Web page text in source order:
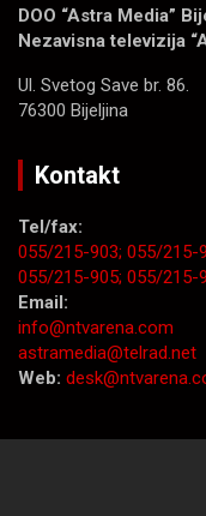
DOO “Astra Media”
Nezavisna televizija
Ul. Svetog Save br. 86.
76300 Bijeljina
Kontakt
Tel/fax:
055/215-903; 055/215-
055/215-905; 055/215-
Email:
info@ntvarena.com
astramedia@telrad.net
Web: